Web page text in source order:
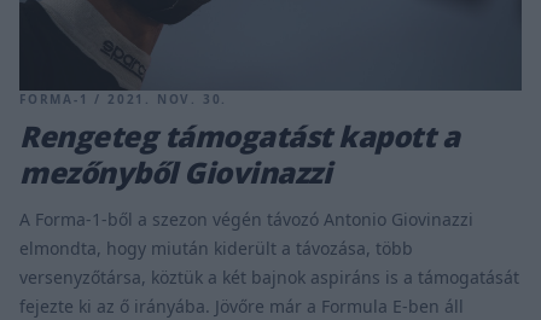
FORMA-1 / 2021. NOV. 30.
Rengeteg támogatást kapott a
mezőnyből Giovinazzi
A Forma-1-ből a szezon végén távozó Antonio Giovinazzi
elmondta, hogy miután kiderült a távozása, több
versenyzőtársa, köztük a két bajnok aspiráns is a támogatását
fejezte ki az ő irányába. Jövőre már a Formula E-ben áll